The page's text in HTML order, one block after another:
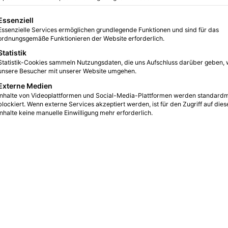
1 2 Minuten gelesen
eine Liste der Service-Gruppen, für die eine Einwilligung erteilt
Services ermöglichen grundlegende Funktionen und sind für das
Funktionieren der Website erforderlich.
Cookies sammeln Nutzungsdaten, die uns Aufschluss darüber geben,
Besucher mit unserer Website umgehen.
Medien
von Videoplattformen und Social-Media-Plattformen werden
Wenn externe Services akzeptiert werden, ist für den Zugriff auf
keine manuelle Einwilligung mehr erforderlich.